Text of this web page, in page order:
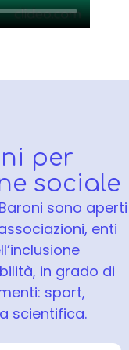
per
sociale
sono aperti
enti
in grado di
sport,
scientifica.